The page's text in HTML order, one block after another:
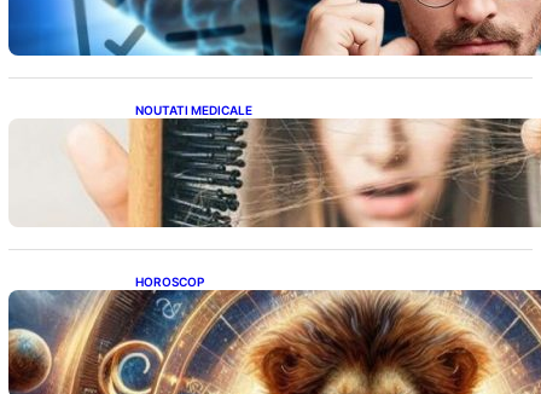
NOUTATI MEDICALE
Semnele unei deficiențe de proteine:
Impactul asupra sănătății tale
HOROSCOP
Portalul Leului 8/8: Oportunități de
Abundență pentru Cinci Zodii în 2026